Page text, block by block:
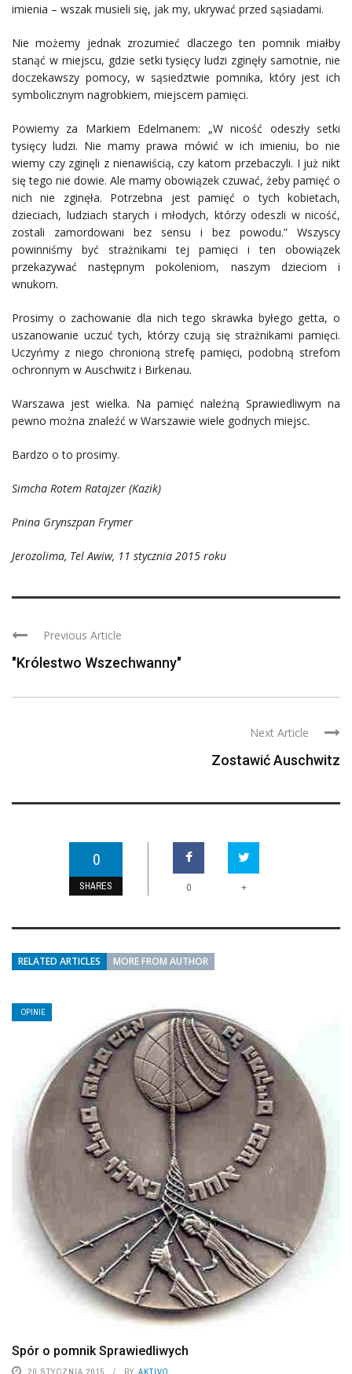
imienia – wszak musieli się, jak my, ukrywać przed sąsiadami.
Nie możemy jednak zrozumieć dlaczego ten pomnik miałby
stanąć w miejscu, gdzie setki tysięcy ludzi zginęły samotnie, nie
doczekawszy pomocy, w sąsiedztwie pomnika, który jest ich
symbolicznym nagrobkiem, miejscem pamięci.
Powiemy za Markiem Edelmanem: „W nicość odeszły setki
tysięcy ludzi. Nie mamy prawa mówić w ich imieniu, bo nie
wiemy czy zginęli z nienawiścią, czy katom przebaczyli. I już nikt
się tego nie dowie. Ale mamy obowiązek czuwać, żeby pamięć o
nich nie zginęła. Potrzebna jest pamięć o tych kobietach,
dzieciach, ludziach starych i młodych, którzy odeszli w nicość,
zostali zamordowani bez sensu i bez powodu.” Wszyscy
powinniśmy być strażnikami tej pamięci i ten obowiązek
przekazywać następnym pokoleniom, naszym dzieciom i
wnukom.
Prosimy o zachowanie dla nich tego skrawka byłego getta, o
uszanowanie uczuć tych, którzy czują się strażnikami pamięci.
Uczyńmy z niego chronioną strefę pamięci, podobną strefom
ochronnym w Auschwitz i Birkenau.
Warszawa jest wielka. Na pamięć należną Sprawiedliwym na
pewno można znaleźć w Warszawie wiele godnych miejsc.
Bardzo o to prosimy.
Simcha Rotem Ratajzer (Kazik)
Pnina Grynszpan Frymer
Jerozolima, Tel Awiw, 11 stycznia 2015 roku
Previous Article
"Królestwo Wszechwanny"
Next Article
Zostawić Auschwitz
0
SHARES 0 +
RELATED ARTICLES MORE FROM AUTHOR
OPINIE
Spór o pomnik Sprawiedliwych
20 STYCZNIA 2015 BY AKTIVO